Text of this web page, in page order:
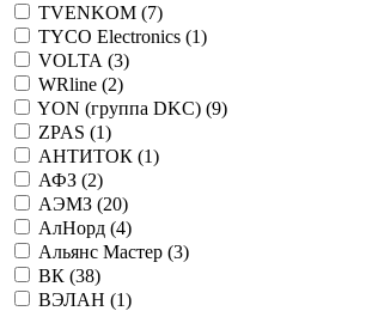
TVENKOM (7)
TYCO Electronics (1)
VOLTA (3)
WRline (2)
YON (группа DKC) (9)
ZPAS (1)
АНТИТОК (1)
АФЗ (2)
АЭМЗ (20)
АлНорд (4)
Альянс Мастер (3)
ВК (38)
ВЭЛАН (1)